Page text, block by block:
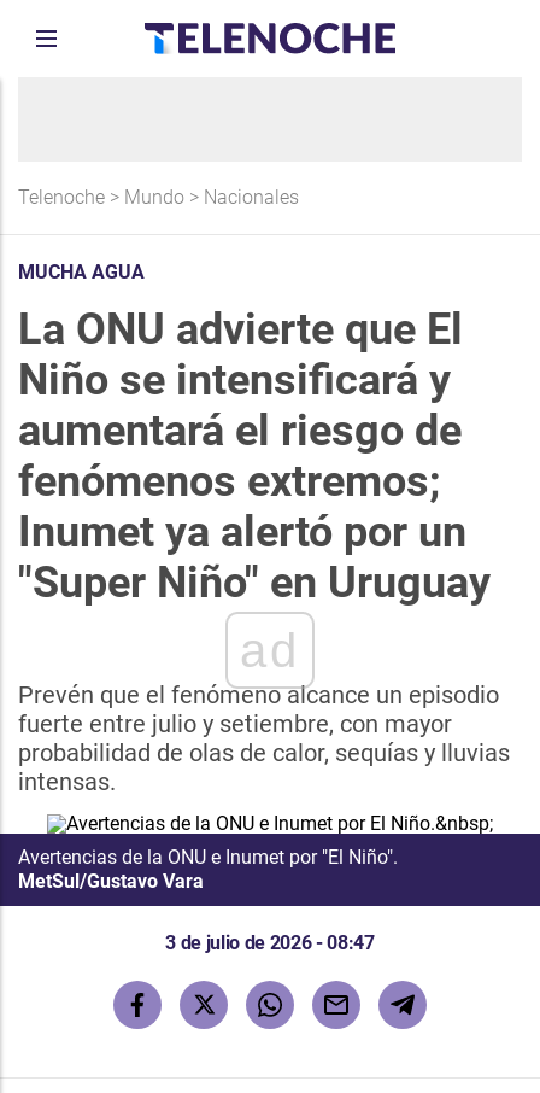
Telenoche > Mundo > Nacionales
MUCHA AGUA
La ONU advierte que El
Niño se intensificará y
aumentará el riesgo de
fenómenos extremos;
Inumet ya alertó por un
"Super Niño" en Uruguay
ad
Prevén que el fenómeno alcance un episodio
fuerte entre julio y setiembre, con mayor
probabilidad de olas de calor, sequías y lluvias
intensas.
Avertencias de la ONU e Inumet por "El Niño".
MetSul/Gustavo Vara
3 de julio de 2026 - 08:47